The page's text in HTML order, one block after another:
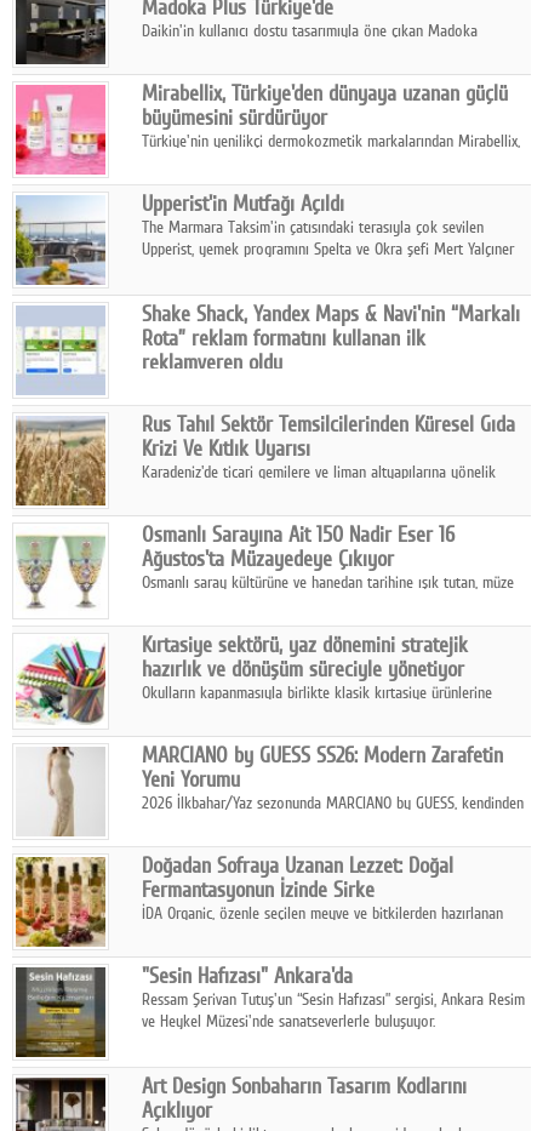
Madoka Plus Türkiye'de
Daikin'in kullanıcı dostu tasarımıyla öne çıkan Madoka
kontrol ünitesi Madoka Plus Türkiye'de satışa sunuldu.
Mirabellix, Türkiye'den dünyaya uzanan güçlü
büyümesini sürdürüyor
Türkiye'nin yenilikçi dermokozmetik markalarından Mirabellix,
ürünleriyle hem yurt içinde hem de uluslararası pazarlarda
büyümesini sürdürüyor.
Upperist'in Mutfağı Açıldı
The Marmara Taksim'in çatısındaki terasıyla çok sevilen
Upperist, yemek programını Spelta ve Okra şefi Mert Yalçıner
Shake Shack, Yandex Maps & Navi'nin “Markalı
Rota” reklam formatını kullanan ilk
reklamveren oldu
artırmak amacıyla Cereyan Medya ve Yandex Ads iş birliğiyle
Yandex Maps & Navi'nin yeni "Markalı Rota" reklam formatını
kullanan ilk marka oldu.
Rus Tahıl Sektör Temsilcilerinden Küresel Gıda
Krizi Ve Kıtlık Uyarısı
Karadeniz'de ticari gemilere ve liman altyapılarına yönelik
geçirdi.
Osmanlı Sarayına Ait 150 Nadir Eser 16
Ağustos'ta Müzayedeye Çıkıyor
Osmanlı saray kültürüne ve hanedan tarihine ışık tutan, müze
Ağustos'ta Arthill Müzecilik'in düzenleyeceği özel müzayedede
koleksiyonerlerle buluşuyor
Kırtasiye sektörü, yaz dönemini stratejik
hazırlık ve dönüşüm süreciyle yönetiyor
Okulların kapanmasıyla birlikte klasik kırtasiye ürünlerine
sanat ve eğitici aktivite ürünleriyle dinamik bir biçimde
geçiriyor.
MARCIANO by GUESS SS26: Modern Zarafetin
Yeni Yorumu
2026 İlkbahar/Yaz sezonunda MARCIANO by GUESS, kendinden
Doğadan Sofraya Uzanan Lezzet: Doğal
Fermantasyonun İzinde Sirke
İDA Organic, özenle seçilen meyve ve bitkilerden hazırlanan
sofralarına taşıyor.
"Sesin Hafızası" Ankara'da
Ressam Şerivan Tutuş'un “Sesin Hafızası” sergisi, Ankara Resim
ve Heykel Müzesi'nde sanatseverlerle buluşuyor.
Art Design Sonbaharın Tasarım Kodlarını
Açıklıyor